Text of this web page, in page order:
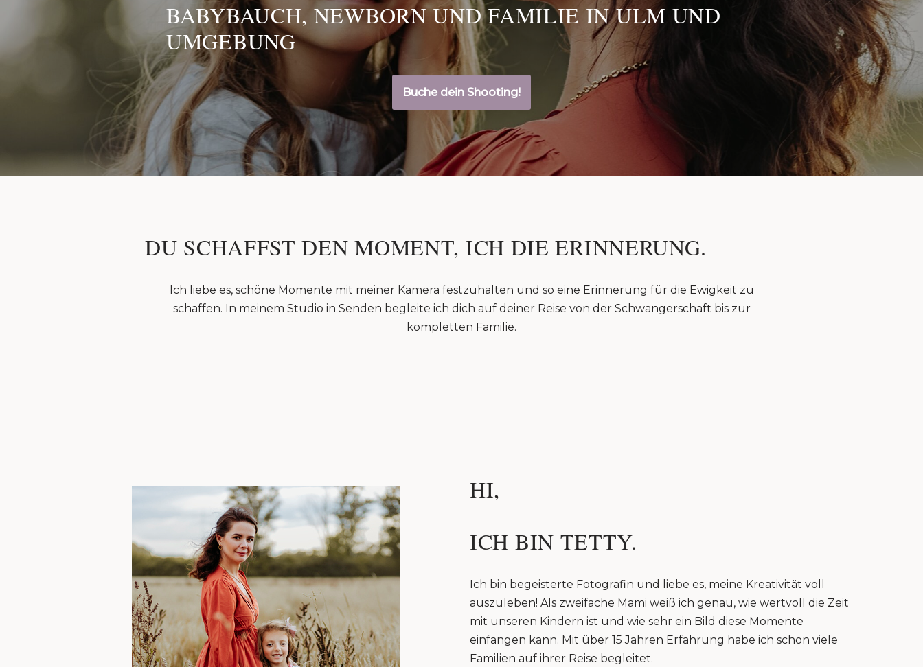
BABYBAUCH, NEWBORN UND FAMILIE IN ULM UND
UMGEBUNG
Buche dein Shooting!
DU SCHAFFST DEN MOMENT, ICH DIE ERINNERUNG.
Ich liebe es, schöne Momente mit meiner Kamera festzuhalten und so eine Erinnerung für die Ewigkeit zu
schaffen. In meinem Studio in Senden begleite ich dich auf deiner Reise von der Schwangerschaft bis zur
kompletten Familie.
HI,
ICH BIN TETTY.
Ich bin begeisterte Fotografin und liebe es, meine Kreativität voll
auszuleben! Als zweifache Mami weiß ich genau, wie wertvoll die Zeit
mit unseren Kindern ist und wie sehr ein Bild diese Momente
einfangen kann. Mit über 15 Jahren Erfahrung habe ich schon viele
Familien auf ihrer Reise begleitet.